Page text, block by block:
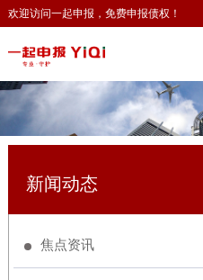
欢迎访问一起申报，免费申报债权！
新闻动态
焦点资讯